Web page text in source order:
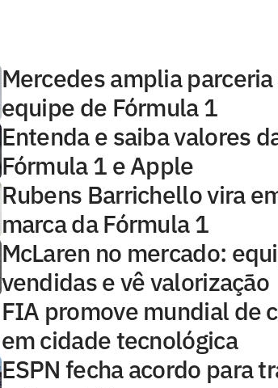
Mercedes amplia
equipe de Fórmula 1
Entenda e saiba valores
Fórmula 1 e Apple
Rubens Barrichello vira
marca da Fórmula 1
McLaren no mercado:
vendidas e vê valorização
FIA promove mundial de
em cidade tecnológica
ESPN fecha acordo para